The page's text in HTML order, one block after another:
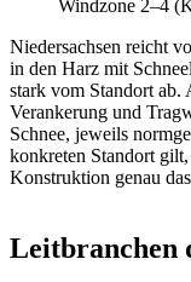
Windzone 2–4
Niedersachsen reicht
in den Harz mit
stark vom Standort
Verankerung und
Schnee, jeweils
konkreten Standort
Konstruktion genau
Leitbranchen